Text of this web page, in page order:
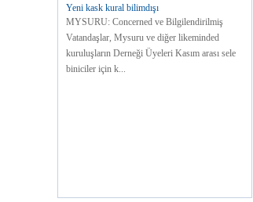
Yeni kask kural bilimdışı
MYSURU: Concerned ve Bilgilendirilmiş
Vatandaşlar, Mysuru ve diğer likeminded
kuruluşların Derneği Üyeleri Kasım arası sele
biniciler için k...